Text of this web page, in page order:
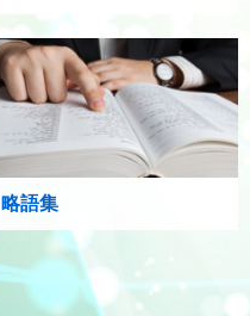
略語集